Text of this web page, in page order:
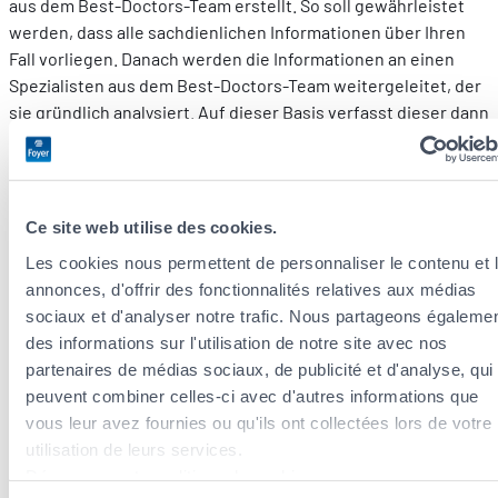
Ce site web utilise des cookies.
Les cookies nous permettent de personnaliser le contenu et
annonces, d'offrir des fonctionnalités relatives aux médias
sociaux et d'analyser notre trafic. Nous partageons
des informations sur l'utilisation de notre site avec nos
partenaires de médias sociaux, de publicité et d'analyse, qui
peuvent combiner celles-ci avec d'autres informations que
vous leur avez fournies ou qu'ils ont collectées lors de votre
utilisation de leurs services.
aus dem Best-Doctors-Team erstellt. So soll gewährleistet
werden, dass alle sachdienlichen Informationen über Ihren
Fall vorliegen. Danach werden die Informationen an einen
Spezialisten aus dem Best-Doctors-Team weitergeleitet, der
sie gründlich analysiert. Auf dieser Basis verfasst dieser dann
einen detaillierten Bericht, in dem er seine Expertenmeinung
zur Diagnose darlegt und Behandlungsvorschläge
sich anschließend Zeit, um Ihnen diesen Bericht zu erläutern,
Doctors weitergegeben werden, sind vertraulich und werden
nicht an Foyer weitergegeben.
Schlussendlich können Sie den Bericht mit Ihrem
behandelnden Arzt besprechen und die nächsten
Behandlungsschritte erörtern. Best Doctors steht auch bei
späteren Fragen noch zur Verfügung.
Dieser Service interessiert Sie?